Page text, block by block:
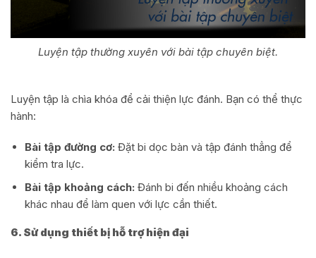
Luyện tập thường xuyên với bài tập chuyên biệt.
Luyện tập là chìa khóa để cải thiện lực đánh. Bạn có thể thực
hành:
Bài tập đường cơ: Đặt bi dọc bàn và tập đánh thẳng để
kiểm tra lực.
Bài tập khoảng cách: Đánh bi đến nhiều khoảng cách
khác nhau để làm quen với lực cần thiết.
6. Sử dụng thiết bị hỗ trợ hiện đại